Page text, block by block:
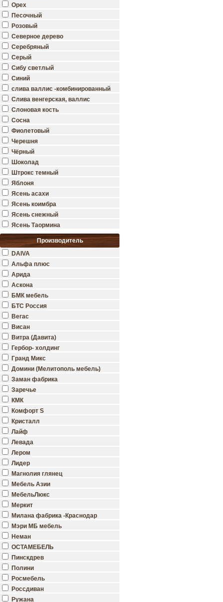
Орех
Песочный
Розовый
Северное дерево
Серебряный
Серый
Сибу светлый
Синий
слива валлис -комбинированный
Слива венгерская, валлис
Слоновая кость
Сосна
Фиолетовый
Черешня
Чёрный
Шоколад
Штрокс темный
Яблоня
Ясень асахи
Ясень коимбра
Ясень снежный
Ясень Таормина
Производитель
DAIVA
Альфа плюс
Арида
Аскона
БМК мебель
БТС Россия
Вегас
Висан
Витра (Давита)
Гербор- холдинг
Гранд Микс
Домини (Мелитополь мебель)
Заман фабрика
Заречье
КМК
Комфорт S
Кристалл
Лайф
Левада
Лером
Лидер
Магнолия глянец
Мебель Азии
МебельЛюкс
Меркит
Милана фабрика -Краснодар
Мэри МБ мебель
Неман
ОСТАМЕБЕЛЬ
Пинскдрев
Полини
Росмебель
Россдиван
Ружана